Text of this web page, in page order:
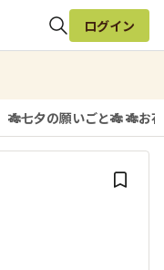
検索
ログイン
🎋七夕の願いごと🎋 🎋お